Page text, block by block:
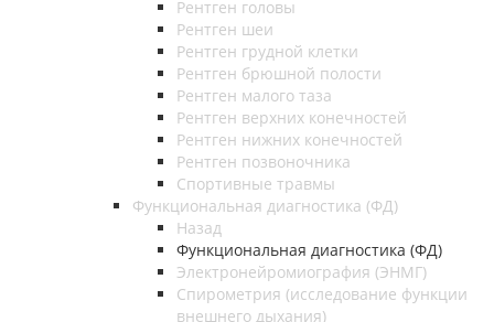
Рентген головы
Рентген шеи
Рентген грудной клетки
Рентген брюшной полости
Рентген малого таза
Рентген верхних конечностей
Рентген нижних конечностей
Рентген позвоночника
Спортивные травмы
Функциональная диагностика (ФД)
Назад
Функциональная диагностика (ФД)
Электронейромиография (ЭНМГ)
Спирометрия (исследование функции
внешнего дыхания)